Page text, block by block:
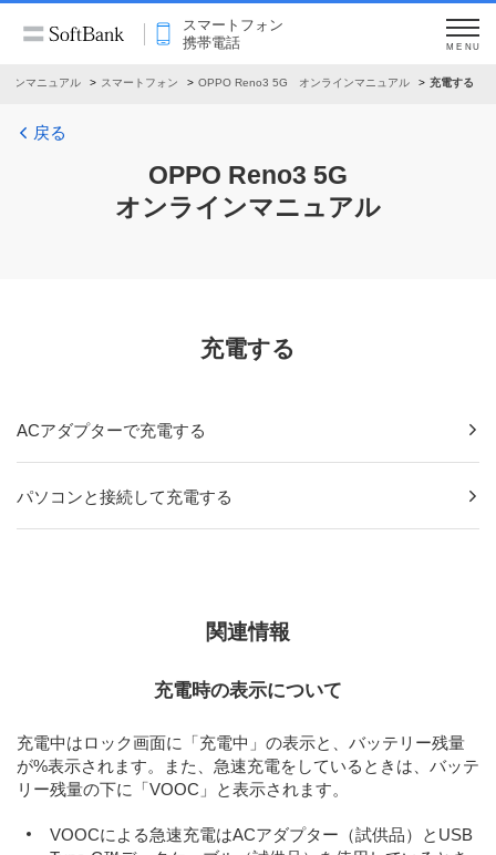
スマートフォン
携帯電話
MENU
インマニュアル スマートフォン OPPO Reno3 5G オンラインマニュアル 充電する
戻る
OPPO Reno3 5G
オンラインマニュアル
充電する
ACアダプターで充電する
パソコンと接続して充電する
関連情報
充電時の表示について
充電中はロック画面に「充電中」の表示と、バッテリー残量
が%表示されます。また、急速充電をしているときは、バッテ
リー残量の下に「VOOC」と表示されます。
VOOCによる急速充電はACアダプター（試供品）とUSB